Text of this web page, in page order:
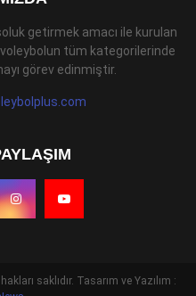
getirmek amacı ile kurulan
tüm kategorilerinde
görev edinmiştir.
saklıdır. Tasarım ve Yazılım :